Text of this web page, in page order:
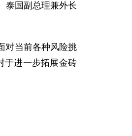
泰国副总理兼外长
对当前各种风险挑
于进一步拓展金砖